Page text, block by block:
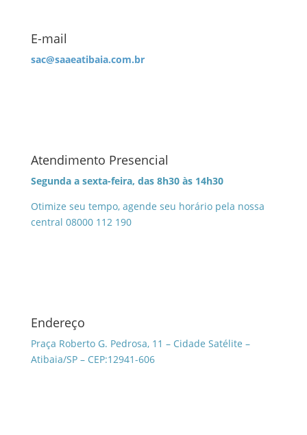
E-mail
sac@saaeatibaia.com.br
Atendimento Presencial
Segunda a sexta-feira, das 8h30 às 14h30
Otimize seu tempo, agende seu horário pela nossa
central 08000 112 190
Endereço
Praça Roberto G. Pedrosa, 11 – Cidade Satélite –
Atibaia/SP – CEP:12941-606